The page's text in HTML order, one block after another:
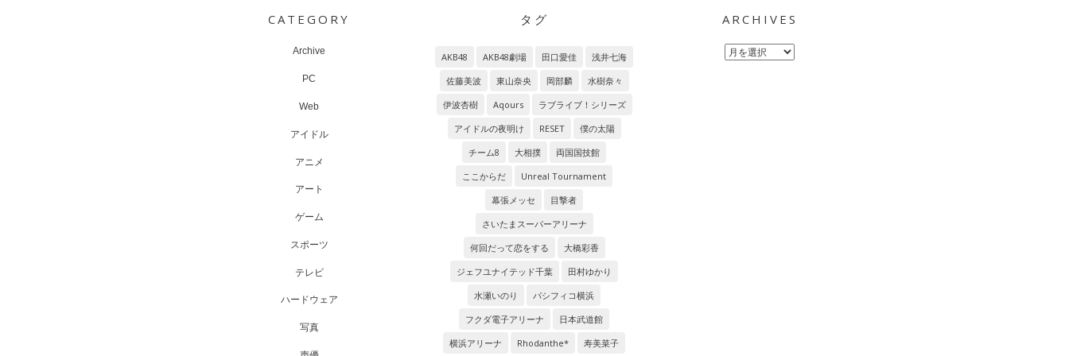
CATEGORY
Archive
PC
Web
アイドル
アニメ
アート
ゲーム
スポーツ
テレビ
ハードウェア
写真
タグ
AKB48 AKB48劇場 田口愛佳
浅井七海
佐藤美波
東山奈央 岡部麟
水樹奈々
伊波杏樹
Aqours
ラブライブ！シリーズ
アイドルの夜明け
RESET
僕の太陽
チーム8
大相撲
両国国技館
ここからだ
Unreal Tournament
幕張メッセ
目撃者
さいたまスーパーアリーナ
何回だって恋をする
大橋彩香
ジェフユナイテッド千葉
田村ゆかり
水瀬いのり
パシフィコ横浜
フクダ電子アリーナ
日本武道館
横浜アリーナ
Rhodanthe* 寿美菜子
ARCHIVES
Archives